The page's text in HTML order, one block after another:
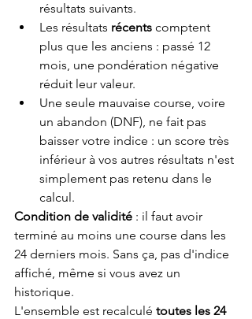
résultats suivants.
Les résultats récents comptent
plus que les anciens : passé 12
mois, une pondération négative
réduit leur valeur.
Une seule mauvaise course, voire
un abandon (DNF), ne fait pas
baisser votre indice : un score très
inférieur à vos autres résultats n'est
simplement pas retenu dans le
calcul.
Condition de validité : il faut avoir
terminé au moins une course dans les
24 derniers mois. Sans ça, pas d'indice
affiché, même si vous avez un
historique.
L'ensemble est recalculé toutes les 24